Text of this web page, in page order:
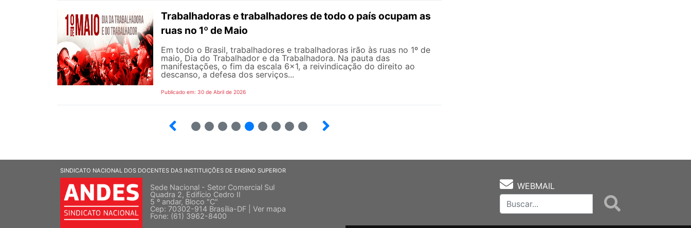
Trabalhadoras e trabalhadores de todo o país ocupam as
ruas no 1º de Maio
Em todo o Brasil, trabalhadores e trabalhadoras irão às ruas no 1º de
maio, Dia do Trabalhador e da Trabalhadora. Na pauta das
manifestações, o fim da escala 6×1, a reivindicação do direito ao
descanso, a defesa dos serviços...
Publicado em: 30 de Abril de 2026
SINDICATO NACIONAL DOS DOCENTES DAS INSTITUIÇÕES DE ENSINO SUPERIOR
Sede Nacional - Setor Comercial Sul
Quadra 2, Edifício Cedro II
5 º andar, Bloco "C"
Cep: 70302-914 Brasília-DF | Ver mapa
Fone: (61) 3962-8400
WEBMAIL